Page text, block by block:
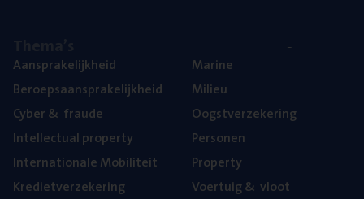
Aan­spra­ke­lijk­heid
Beroeps­aan­spra­ke­lijk­heid
Cyber& fraude
Intel­lec­tu­al property
Inter­na­ti­o­na­le Mobiliteit
Kre­diet­ver­ze­ke­ring
Mari­ne
Mili­eu
Oogst­ver­ze­ke­ring
Per­so­nen
Pro­per­ty
Voer­tuig& vloot